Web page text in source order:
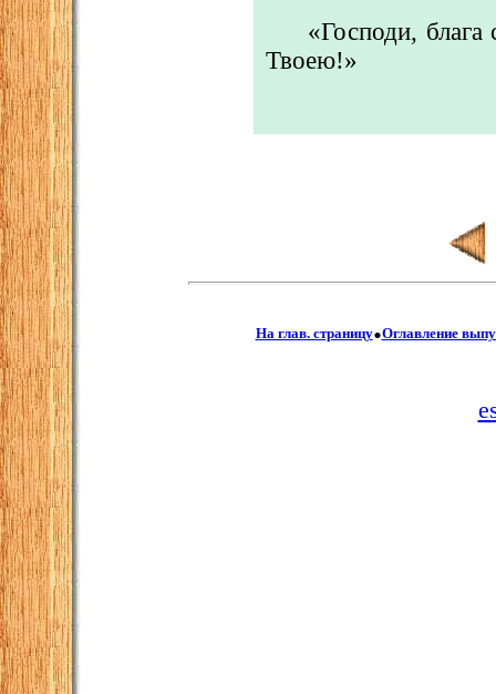
«Господи, блага
Твоею!»
На глав. страницу.Оглавление